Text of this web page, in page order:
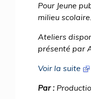
Pour Jeune
milieu scolaire.
Ateliers
présenté par
Voir la suite
Par :